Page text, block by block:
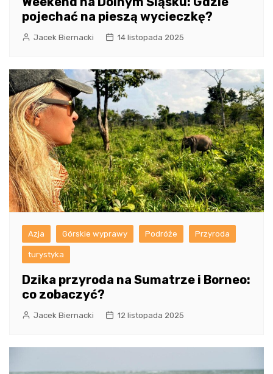
pojechać na pieszą wycieczkę?
Jacek Biernacki 14 listopada 2025
Azja Górskie wyprawy Podróże Przyroda
turystyka
Dzika przyroda na Sumatrze i Borneo:
co zobaczyć?
Jacek Biernacki 12 listopada 2025